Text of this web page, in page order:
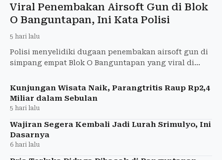
Viral Penembakan Airsoft Gun di Blok
O Banguntapan, Ini Kata Polisi
5 hari lalu
Polisi menyelidiki dugaan penembakan airsoft gun di
simpang empat Blok O Banguntapan yang viral di
Kunjungan Wisata Naik, Parangtritis Raup Rp2,4
Miliar dalam Sebulan
5 hari lalu
Wajiran Segera Kembali Jadi Lurah Srimulyo, Ini
Dasarnya
6 hari lalu